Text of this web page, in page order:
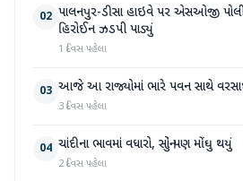
02 પાલનપુર-ડીસા હાઇવે પર એસઓજી
હિરોઈન ઝડપી પાડ્યું
1 દિવસ પહેલા
03 આજે આ રાજ્યોમાં ભારે પવન સાથે
3 દિવસ પહેલા
04 ચાંદીના ભાવમાં વધારો, સોનું પણ મોંઘુ થયું
2 દિવસ પહેલા